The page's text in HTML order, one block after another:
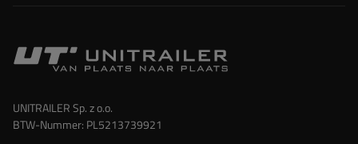
UNITRAILER Sp. z o.o.
BTW-Nummer: PL5213739921